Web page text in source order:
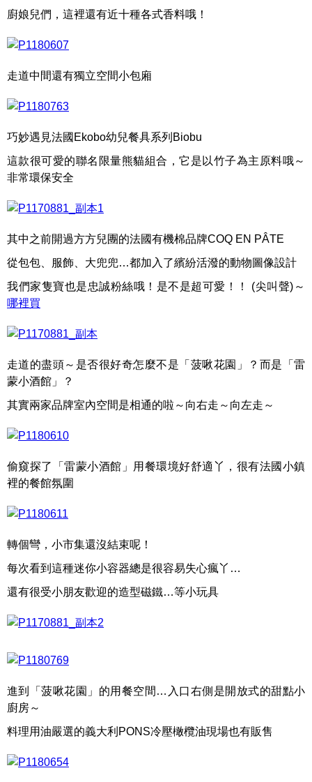
廚娘兒們，這裡還有近十種各式香料哦！
走道中間還有獨立空間小包廂
巧妙遇見法國Ekobo幼兒餐具系列Biobu
這款很可愛的聯名限量熊貓組合，它是以竹子為主原料哦～
非常環保安全
其中之前開過方方兒團的法國有機棉品牌COQ EN PÂTE
從包包、服飾、大兜兜…都加入了繽紛活潑的動物圖像設計
我們家隻寶也是忠誠粉絲哦！是不是超可愛！！ (尖叫聲)～
哪裡買
走道的盡頭～是否很好奇怎麼不是「菠啾花園」？而是「雷
蒙小酒館」？
其實兩家品牌室內空間是相通的啦～向右走～向左走～
偷窺探了「雷蒙小酒館」用餐環境好舒適丫，很有法國小鎮
裡的餐館氛圍
轉個彎，小市集還沒結束呢！
每次看到這種迷你小容器總是很容易失心瘋丫…
還有很受小朋友歡迎的造型磁鐵…等小玩具
進到「菠啾花園」的用餐空間…入口右側是開放式的甜點小
廚房～
料理用油嚴選的義大利PONS冷壓橄欖油現場也有販售